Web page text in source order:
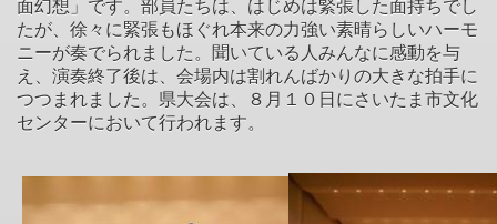
面幻想」です。部員たちは、はじめは緊張した面持ちでし
たが、徐々に緊張もほぐれ本来の力強い素晴らしいハーモ
ニーが奏でられました。聞いている人みんなに感動を与
え、演奏終了後は、会場内は割れんばかりの大きな拍手に
つつまれました。県大会は、８月１０日にさいたま市文化
センターにおいて行われます。